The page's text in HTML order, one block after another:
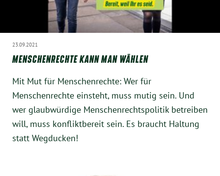
23.09.2021
MENSCHENRECHTE KANN MAN WÄHLEN
Mit Mut für Menschenrechte: Wer für
Menschenrechte einsteht, muss mutig sein. Und
wer glaubwürdige Menschenrechtspolitik betreiben
will, muss konfliktbereit sein. Es braucht Haltung
statt Wegducken!